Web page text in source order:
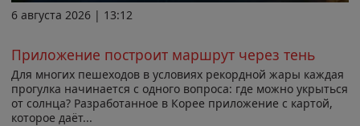
6 августа 2026 | 13:12
Приложение построит маршрут через тень
Для многих пешеходов в условиях рекордной жары каждая
прогулка начинается с одного вопроса: где можно укрыться
от солнца? Разработанное в Корее приложение с картой,
которое даёт...